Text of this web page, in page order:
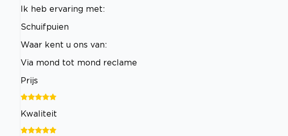
Ik heb ervaring met:
Schuifpuien
Waar kent u ons van:
Via mond tot mond reclame
Prijs
Kwaliteit